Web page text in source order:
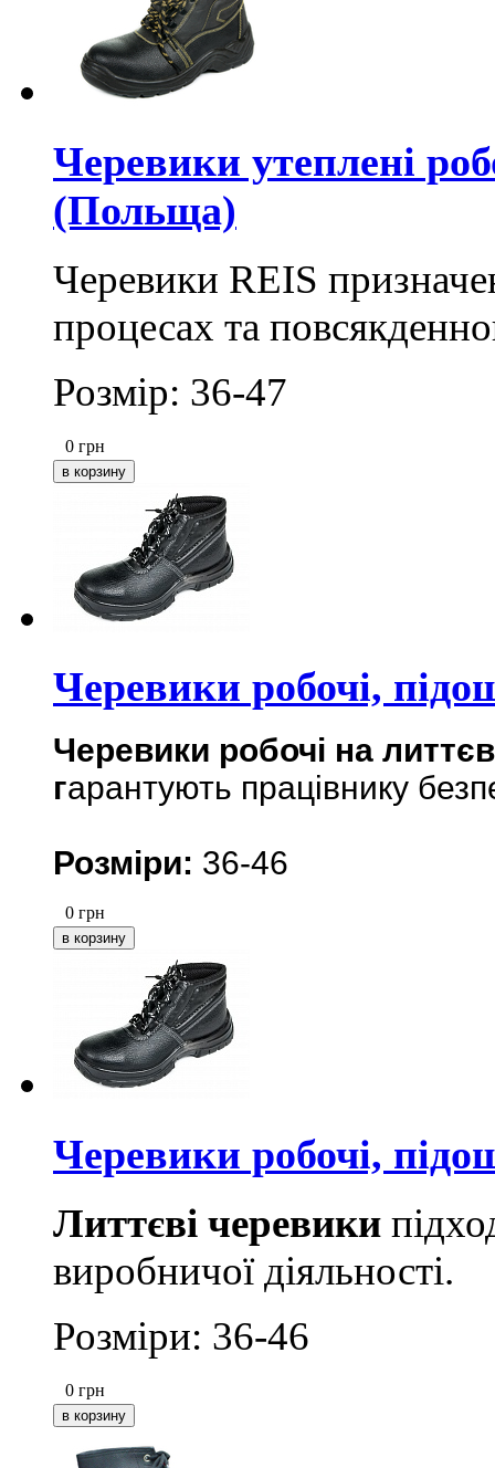
Черевики утеплені
(Польща)
Черевики REIS
процесах та
Розмір: 36-47
0 грн
Черевики робочі,
Черевики робочі на
гарантують працівнику
Розміри: 36-46
0 грн
Черевики робочі,
Литтєві черевики
виробничої діяльності.
Розміри: 36-46
0 грн